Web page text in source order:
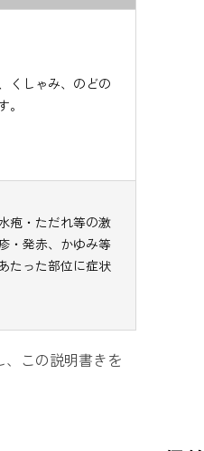
くしゃみ、のどの
。
疱・ただれ等の激
・発赤、かゆみ等
たった部位に症状
、この説明書きを